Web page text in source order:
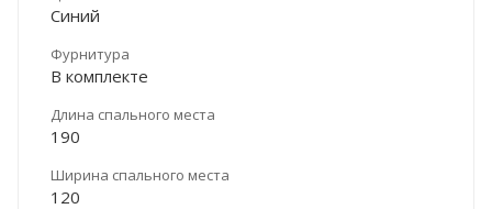
Синий
Фурнитура
В комплекте
Длина спального места
190
Ширина спального места
120